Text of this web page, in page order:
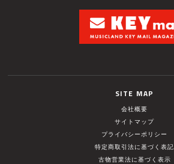
SITE MAP
会社概要
サイトマップ
プライバシーポリシー
特定商取引法に基づく表記
古物営業法に基づく表示